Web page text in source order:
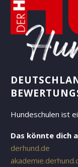
Hundeschulen ist
Das könnte dich
derhund.de